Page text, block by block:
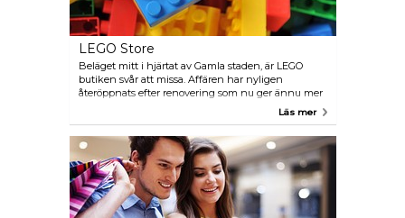
LEGO Store
Beläget mitt i hjärtat av Gamla staden, är LEGO
butiken svår att missa. Affären har nyligen
återöppnats efter renovering som nu ger ännu mer
glädje till sina besökare. Kom hit för att fylla på
Nyhavn som är gjord av dessa färgglada
byggklossar.
Läs mer